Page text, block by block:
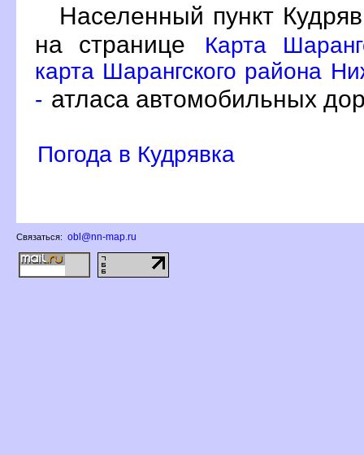
Населенный пункт
на странице
Карта
карта Шарангского района
- атласа автомобильных
Погода в Кудрявка
Связаться: obl@nn-map.ru